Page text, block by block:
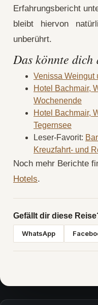
Erfahrungsbericht
bleibt hiervon
unberührt.
Das könnte dich
Venissa Weingut
Hotel Bachmair,
Wochenende
Hotel Bachmair,
Tegernsee
Leser-Favorit:
Kreuzfahrt- und
Noch mehr Berichte
Hotels.
Gefällt dir diese
WhatsApp